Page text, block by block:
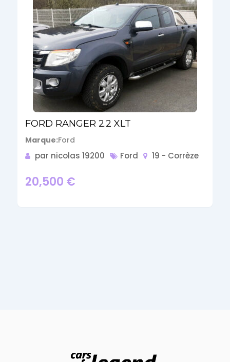
FORD RANGER 2.2 XLT
Marque Ford
par nicolas 19200 Ford 19 - Corrèze
20,500 €